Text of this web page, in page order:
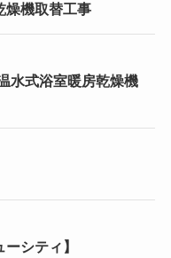
機取替工事
式浴室暖房乾燥機
シティ】